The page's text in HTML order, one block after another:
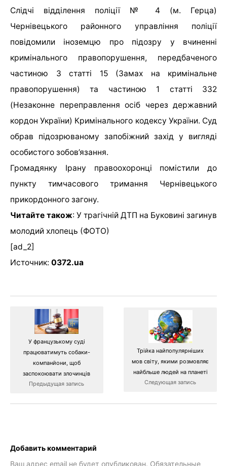
Слідчі відділення поліції № 4 (м. Герца)
Чернівецького районного управління поліції
повідомили іноземцю про підозру у вчиненні
кримінального правопорушення, передбаченого
частиною 3 статті 15 (Замах на кримінальне
правопорушення) та частиною 1 статті 332
(Незаконне переправлення осіб через державний
кордон України) Кримінального кодексу України. Суд
обрав підозрюваному запобіжний захід у вигляді
особистого зобов’язання.
Громадянку Ірану правоохоронці помістили до
пункту тимчасового тримання Чернівецького
прикордонного загону.
Читайте також: У трагічній ДТП на Буковині загинув
молодий хлопець (ФОТО)
[ad_2]
Источник: 0372.ua
У французькому суді
працюватимуть собаки-
компанйони, щоб
заспокоювати злочинців
Предыдущая запись
Трійка найпопулярніших
мов світу, якими розмовляє
найбльше людей на планеті
Следующая запись
Добавить комментарий
Ваш адрес email не будет опубликован. Обязательные